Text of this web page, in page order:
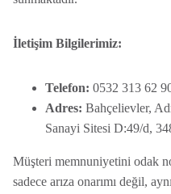
İletişim Bilgilerimiz:
Telefon: 0532 313 62
Adres: Bahçelievler,
Sanayi Sitesi D:49/d,
Müşteri memnuniyetini odak
sadece arıza onarımı değil,